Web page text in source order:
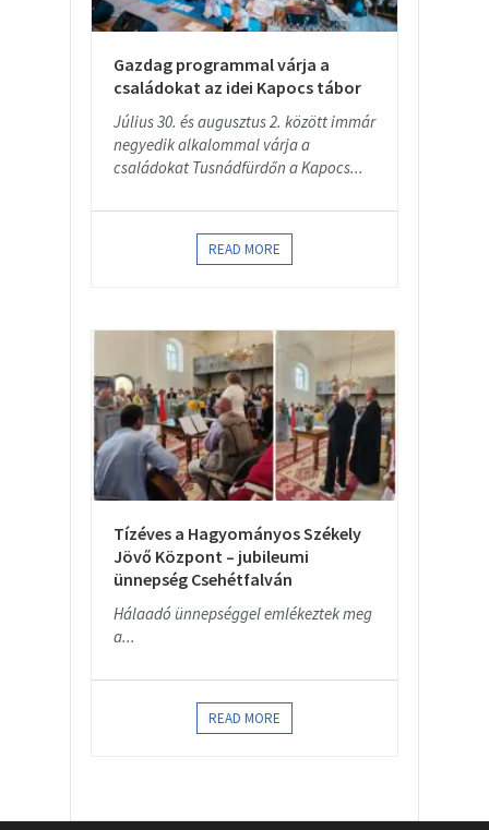
Gazdag programmal várja a
családokat az idei Kapocs tábor
Július 30. és augusztus 2. között immár
negyedik alkalommal várja a
családokat Tusnádfürdőn a Kapocs...
READ MORE
Tízéves a Hagyományos Székely
Jövő Központ – jubileumi
ünnepség Csehétfalván
Hálaadó ünnepséggel emlékeztek meg
a...
READ MORE